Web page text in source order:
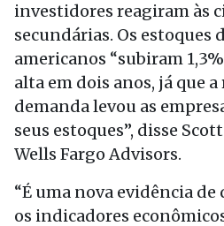
investidores reagiram às
secundárias. Os estoques
americanos “subiram
alta em dois anos, já que
demanda levou as
seus estoques”, disse
Wells Fargo Advisors.
“É uma nova evidência
os indicadores